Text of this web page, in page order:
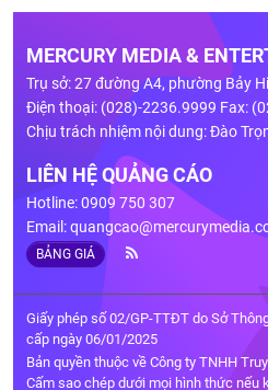
MERCURY MEDIA &
Trụ sở: 27 đường A4, phường Bảy
Điện thoại: (028)-2236.9999 Fax:
Chịu trách nhiệm nội dung: Đào
LIÊN HỆ QUẢNG CÁO
Hotline: 0909 750 307
Email:
BẢNG GIÁ
Giấy phép số 02/GP-TTĐT do Sở
cấp ngày 06/01/2025
Bản quyền thuộc về Công ty TNHH
Cấm sao chép dưới mọi hình thức nếu